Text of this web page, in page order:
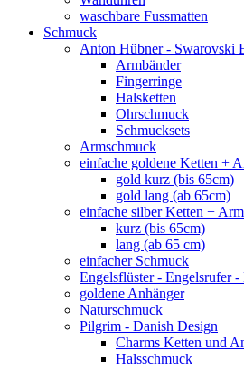
waschbare Fussmatten
Schmuck
Anton Hübner - Swarovski
Armbänder
Fingerringe
Halsketten
Ohrschmuck
Schmucksets
Armschmuck
einfache goldene Ketten +
gold kurz (bis 65cm)
gold lang (ab 65cm)
einfache silber Ketten +
kurz (bis 65cm)
lang (ab 65 cm)
einfacher Schmuck
Engelsflüster - Engelsrufer
goldene Anhänger
Naturschmuck
Pilgrim - Danish Design
Charms Ketten und
Halsschmuck